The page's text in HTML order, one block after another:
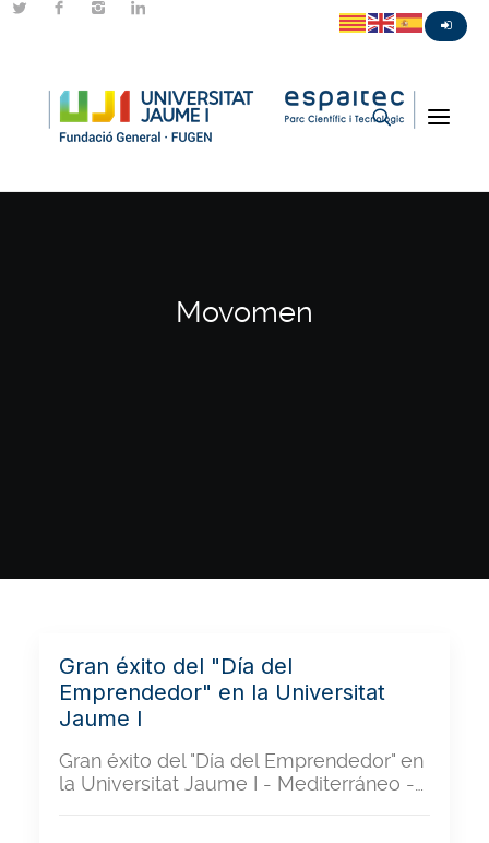
Movomen
Gran éxito del "Día del
Emprendedor" en la Universitat
Jaume I
Gran éxito del "Día del Emprendedor" en
la Universitat Jaume I - Mediterráneo -…